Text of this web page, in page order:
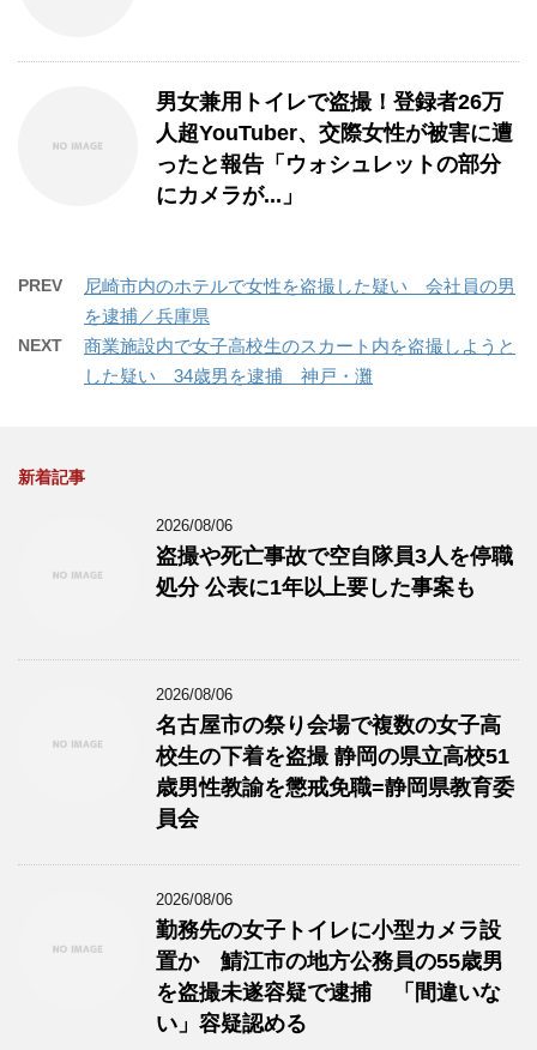
男女兼用トイレで盗撮！登録者26万
人超YouTuber、交際女性が被害に遭
ったと報告「ウォシュレットの部分
にカメラが...」
PREV
尼崎市内のホテルで女性を盗撮した疑い 会社員の男
を逮捕／兵庫県
NEXT
商業施設内で女子高校生のスカート内を盗撮しようと
した疑い 34歳男を逮捕 神戸・灘
新着記事
2026/08/06
盗撮や死亡事故で空自隊員3人を停職
処分 公表に1年以上要した事案も
2026/08/06
名古屋市の祭り会場で複数の女子高
校生の下着を盗撮 静岡の県立高校51
歳男性教諭を懲戒免職=静岡県教育委
員会
2026/08/06
勤務先の女子トイレに小型カメラ設
置か 鯖江市の地方公務員の55歳男
を盗撮未遂容疑で逮捕 「間違いな
い」容疑認める